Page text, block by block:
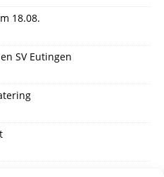
18.08.
SV Eutingen